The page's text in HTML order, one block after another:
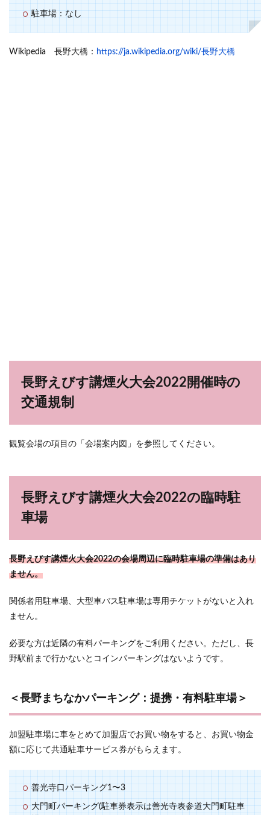
駐車場：なし
Wikipedia 長野大橋： https://ja.wikipedia.org/wiki/長野大橋
長野えびす講煙火大会2022開催時の
交通規制
観覧会場の項目の「会場案内図」を参照してください。
長野えびす講煙火大会2022の臨時駐
車場
長野えびす講煙火大会2022の会場周辺に臨時駐車場の準備はあり
ません。
関係者用駐車場、大型車バス駐車場は専用チケットがないと入れ
ません。
必要な方は近隣の有料パーキングをご利用ください。ただし、長
野駅前まで行かないとコインパーキングはないようです。
＜長野まちなかパーキング：提携・有料駐車場＞
加盟駐車場に車をとめて加盟店でお買い物をすると、お買い物金
額に応じて共通駐車サービス券がもらえます。
善光寺口パーキング1〜3
大門町パーキング(駐車券表示は善光寺表参道大門町駐車